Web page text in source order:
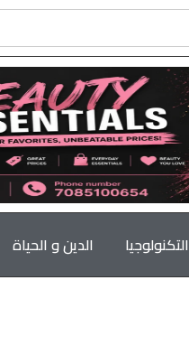
التكنولوجيا الدين و الحياة